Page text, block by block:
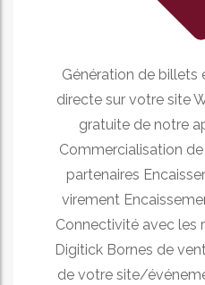
Génération de billets
directe sur votre site
gratuite de notre
Commercialisation
partenaires
virement
Connectivité avec les
Digitick Bornes de
de votre site/